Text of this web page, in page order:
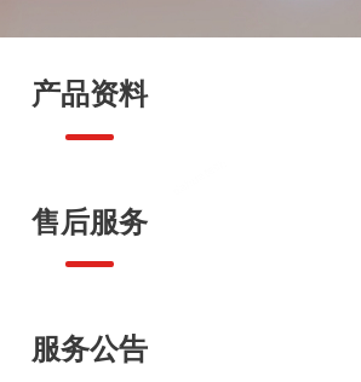
产品资料
售后服务
服务公告